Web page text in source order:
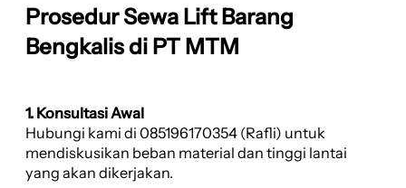
Prosedur Sewa Lift Barang
Bengkalis di PT MTM
1. Konsultasi Awal
Hubungi kami di 085196170354 (Rafli) untuk
mendiskusikan beban material dan tinggi lantai
yang akan dikerjakan.